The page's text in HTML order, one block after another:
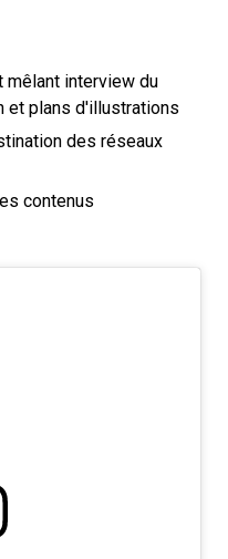
mêlant interview du
et plans d'illustrations
des réseaux
contenus